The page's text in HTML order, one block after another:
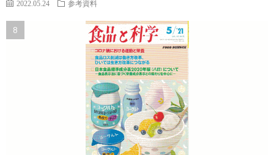
2022.05.24 参考資料